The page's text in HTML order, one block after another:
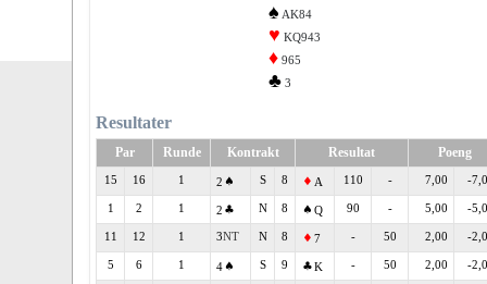
♠ AK84
♥ KQ943
♦ 965
♣ 3
Resultater
Par Runde Kontrakt Resultat Poeng
15 16 1 2 S 8 A 110 - 7,00 -
1 2 1 2 N 8 Q 90 - 5,00 -
11 12 1 3 N 8 7 - 50 2,00 -
5 6 1 4 S 9 K - 50 2,00 -